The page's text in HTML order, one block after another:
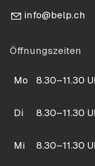
nf b lp ch
Öffnungszeiten
Mo 8.30–11.30
Di
8.30–11.30
Mi
8.30–11.30